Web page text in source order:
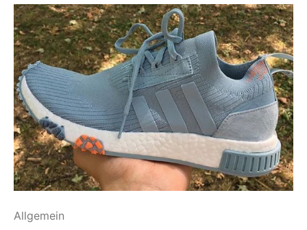
Allgemein